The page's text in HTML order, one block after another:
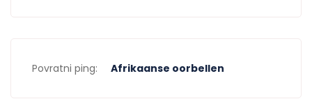
Povratni ping: Afrikaanse oorbellen